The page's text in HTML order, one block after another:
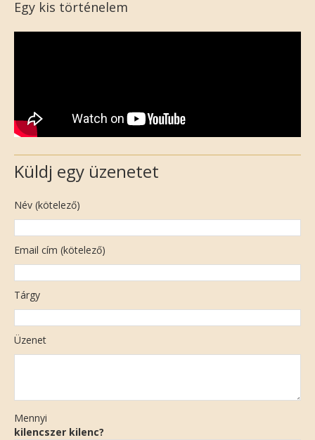
Egy kis történelem
Küldj egy üzenetet
Név (kötelező)
Email cím (kötelező)
Tárgy
Üzenet
Mennyi
kilencszer kilenc?